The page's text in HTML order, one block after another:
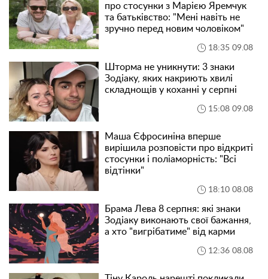
про стосунки з Марією Яремчук
та батьківство: "Мені навіть не
зручно перед новим чоловіком"
18:35 09.08
Шторма не уникнути: 3 знаки
Зодіаку, яких накриють хвилі
складнощів у коханні у серпні
15:08 09.08
Маша Єфросиніна вперше
вирішила розповісти про відкриті
стосунки і поліаморність: "Всі
відтінки"
18:10 08.08
Брама Лева 8 серпня: які знаки
Зодіаку виконають свої бажання,
а хто "вигрібатиме" від карми
12:36 08.08